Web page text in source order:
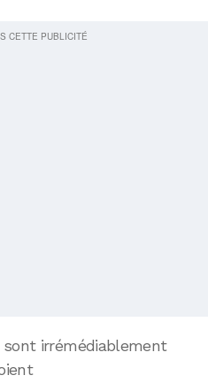
sont irrémédiablement